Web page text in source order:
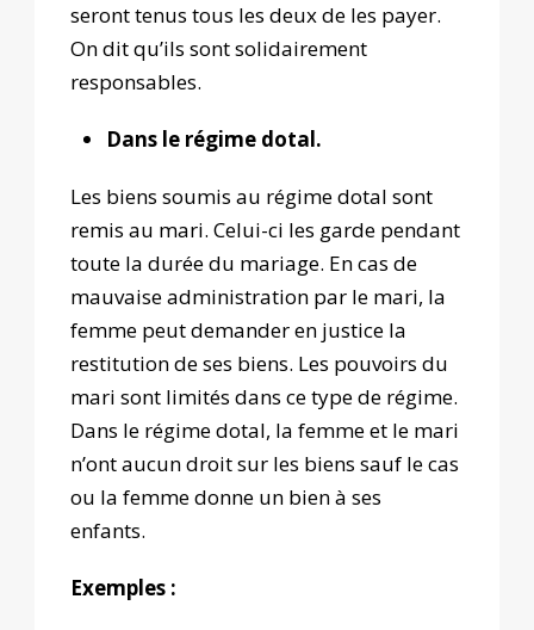
seront tenus tous les deux de les payer.
On dit qu’ils sont solidairement
responsables.
Dans le régime dotal.
Les biens soumis au régime dotal sont
remis au mari. Celui-ci les garde pendant
toute la durée du mariage. En cas de
mauvaise administration par le mari, la
femme peut demander en justice la
restitution de ses biens. Les pouvoirs du
mari sont limités dans ce type de régime.
Dans le régime dotal, la femme et le mari
n’ont aucun droit sur les biens sauf le cas
ou la femme donne un bien à ses
enfants.
Exemples :